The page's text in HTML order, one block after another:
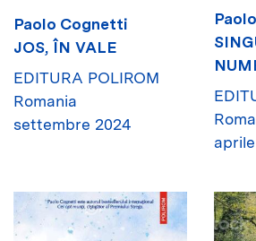
Paolo Cognetti
JOS, ÎN VALE
EDITURA POLIROM
Romania
settembre 2024